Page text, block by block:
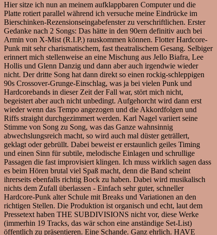
Hier sitze ich nun an meinem aufklappbaren Computer und die
Platte rotiert parallel während ich versuche meine Eindrücke im
Bierschinken-Rezensionseingabefenster zu verschriftlichen. Erster
Gedanke nach 2 Songs: Das hätte in den 90ern definitiv auch bei
Armin von X-Mist (R.I.P.) rauskommen können. Flotter Hardcore-
Punk mit sehr charismatischem, fast theatralischem Gesang. Selbiger
erinnert mich stellenweise an eine Mischung aus Jello Biafra, Lee
Hollis und Glenn Danzig und dann aber auch irgendwie wieder
nicht. Der dritte Song hat dann direkt so einen rockig-schleppigen
90s Crossover-Grunge-Einschlag, was ja bei vielen Punk und
Hardcorebands in dieser Zeit der Fall war, stört mich nicht,
begeistert aber auch nicht unbedingt. Aufgehorcht wird dann erst
wieder wenn das Tempo angezogen und die Akkordfolgen und
Riffs straight durchgezimmert werden. Karl Nagel variiert seine
Stimme von Song zu Song, was das Ganze wahnsinnig
abwechslungsreich macht, so wird auch mal düster geträllert,
geklagt oder gebrüllt. Dabei beweist er erstaunlich geiles Timing
und einen Sinn für subtile, melodische Einlagen und schrullige
Passagen die fast improvisiert klingen. Ich muss wirklich sagen dass
es beim Hören brutal viel Spaß macht, denn die Band scheint
ihrerseits ebenfalls richtig Bock zu haben. Dabei wird musikalisch
nichts dem Zufall überlassen - Einfach sehr guter, schneller
Hardcore-Punk alter Schule mit Breaks und Variationen an den
richtigen Stellen. Die Produktion ist organisch und echt, laut dem
Pressetext haben THE SUBDIVISIONS nicht vor, diese Werke
(immerhin 19 Tracks, das wär schon eine anständige Set-List)
öffentlich zu präsentieren. Eine Schande. Ganz ehrlich. HAVE